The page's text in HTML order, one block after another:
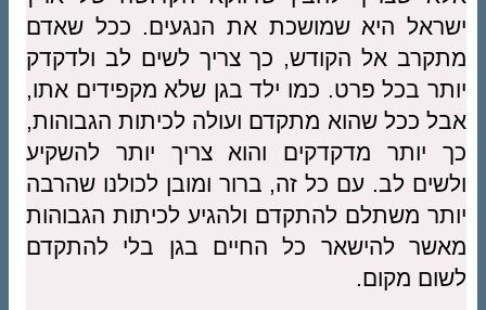
ישראל היא שמושכת את הנגעים. ככל שאדם
מתקרב אל הקודש, כך צריך לשים לב ולדקדק
יותר בכל פרט. כמו ילד בגן שלא מקפידים אתו,
אבל ככל שהוא מתקדם ועולה לכיתות הגבוהות,
כך יותר מדקדקים והוא צריך יותר להשקיע
ולשים לב. עם כל זה, ברור ומובן לכולנו שהרבה
יותר משתלם להתקדם ולהגיע לכיתות הגבוהות
מאשר להישאר כל החיים בגן בלי להתקדם
לשום מקום.